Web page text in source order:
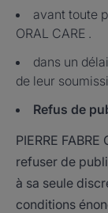
avant toute
ORAL CARE .
dans un
de leur
Refus de
PIERRE
refuser de
à sa seule
conditions